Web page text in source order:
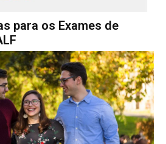
para os Exames de